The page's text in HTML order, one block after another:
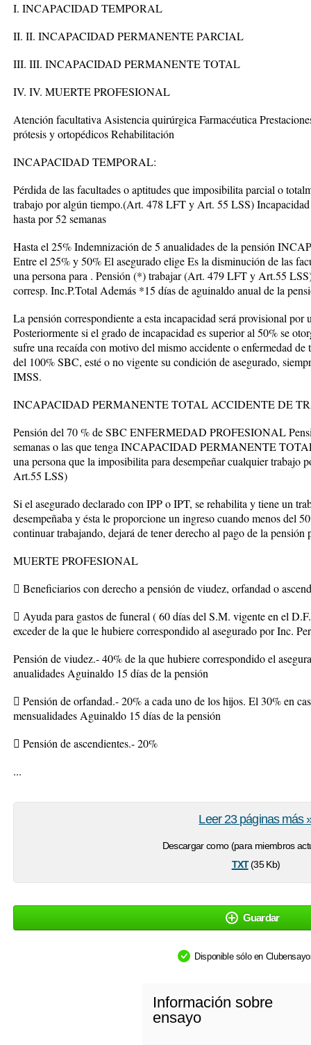
I. INCAPACIDAD TEMPORAL
II. II. INCAPACIDAD PERMANENTE PARCIAL
III. III. INCAPACIDAD PERMANENTE TOTAL
IV. IV. MUERTE PROFESIONAL
Atención facultativa Asistencia quirúrgica Farmacéutica
prótesis y ortopédicos Rehabilitación
INCAPACIDAD TEMPORAL:
Pérdida de las facultades o aptitudes que imposibilita parcial o
trabajo por algún tiempo.(Art. 478 LFT y Art. 55 LSS)
hasta por 52 semanas
Hasta el 25% Indemnización de 5 anualidades de la pensión
Entre el 25% y 50% El asegurado elige Es la disminución de las
una persona para . Pensión (*) trabajar (Art. 479 LFT y Art.55
corresp. Inc.P.Total Además *15 días de aguinaldo anual de la
La pensión correspondiente a esta incapacidad será provisional por
Posteriormente si el grado de incapacidad es superior al 50% se
sufre una recaída con motivo del mismo accidente o enfermedad
del 100% SBC, esté o no vigente su condición de asegurado,
IMSS.
INCAPACIDAD PERMANENTE TOTAL ACCIDENTE DE
Pensión del 70 % de SBC ENFERMEDAD PROFESIONAL
semanas o las que tenga INCAPACIDAD PERMANENTE
una persona que la imposibilita para desempeñar cualquier
Art.55 LSS)
Si el asegurado declarado con IPP o IPT, se rehabilita y tiene un
desempeñaba y ésta le proporcione un ingreso cuando menos del
continuar trabajando, dejará de tener derecho al pago de la pensión
MUERTE PROFESIONAL
 Beneficiarios con derecho a pensión de viudez, orfandad o
 Ayuda para gastos de funeral ( 60 días del S.M. vigente en el
exceder de la que le hubiere correspondido al asegurado por Inc.
Pensión de viudez.- 40% de la que hubiere correspondido el
anualidades Aguinaldo 15 días de la pensión
 Pensión de orfandad.- 20% a cada uno de los hijos. El 30% en
mensualidades Aguinaldo 15 días de la pensión
 Pensión de ascendientes.- 20%
...
Descargar como (para miembros
txt(35 Kb)
Leer 23 páginas más
Guardar
Disponible sólo en
Información sobre
ensayo